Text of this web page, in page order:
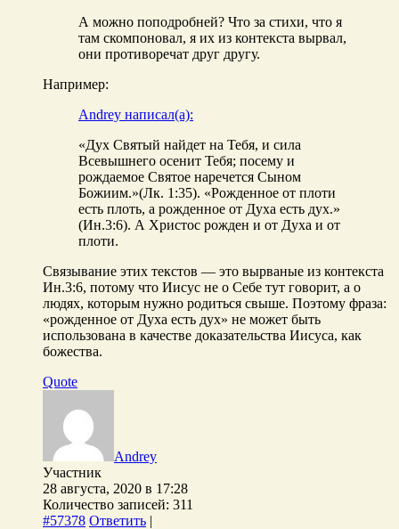
А можно поподробней? Что за стихи, что я
там скомпоновал, я их из контекста вырвал,
они противоречат друг другу.
Например:
Andrey написал(а):
«Дух Святый найдет на Тебя, и сила
Всевышнего осенит Тебя; посему и
рождаемое Святое наречется Сыном
Божиим.»(Лк. 1:35). «Рожденное от плоти
есть плоть, а рожденное от Духа есть дух.»
(Ин.3:6). А Христос рожден и от Духа и от
плоти.
Связывание этих текстов — это вырваные из контекста
Ин.3:6, потому что Иисус не о Себе тут говорит, а о
людях, которым нужно родиться свыше. Поэтому фраза:
«рожденное от Духа есть дух» не может быть
использована в качестве доказательства Иисуса, как
божества.
Quote
Andrey
Участник
28 августа, 2020 в 17:28
Количество записей: 311
#57378 Ответить |